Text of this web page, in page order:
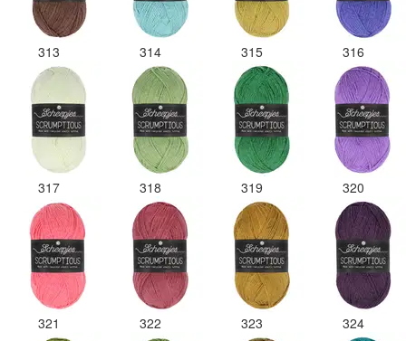
313 314 315 316
317 318 319 320
321 322 323 324